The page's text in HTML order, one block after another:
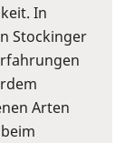
In
Stockinger
Arten